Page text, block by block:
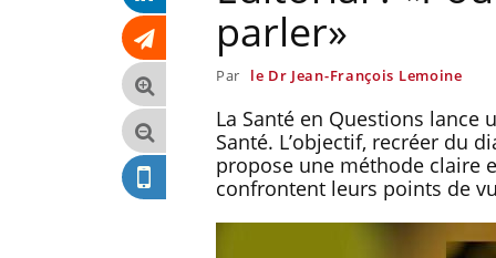
parler»
Par le Dr Jean-François Lemoine
La Santé en Questions lance
Santé. L’objectif, recréer du
propose une méthode claire
confrontent leurs points de